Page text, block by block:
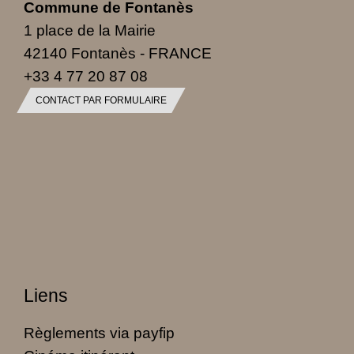
Commune de Fontanès
1 place de la Mairie
42140 Fontanès - FRANCE
+33 4 77 20 87 08
CONTACT PAR FORMULAIRE
Liens
Règlements via payfip